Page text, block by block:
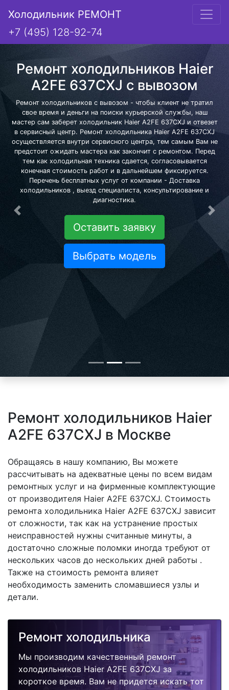
Холодильник РЕМОНТ
+7 (495) 128-92-74
Ремонт холодильников Haier
A2FE 637CXJ с вывозом
Ремонт холодильников с вывозом - чтобы клиент не тратил
свое время и деньги на поиски курьерской службы, наш
мастер сам заберет холодильник Haier A2FE 637CXJ и отвезет
в сервисный центр. Ремонт холодильника Haier A2FE 637CXJ
осуществляется внутри сервисного центра, тем самым Вам не
предстоит ожидать мастера как закончит с ремонтом. Перед
тем как холодильная техника сдается, согласовывается
конечная стоимость работ и в дальнейшем фиксируется.
Перечень бесплатных услуг от компании - Доставка
холодильников , выезд специалиста, консультирование и
диагностика.
Оставить заявку
Выбрать модель
Предыдущая
Ремонт холодильников Haier
A2FE 637CXJ в Москве
Обращаясь в нашу компанию, Вы можете
рассчитывать на адекватные цены по всем видам
ремонтных услуг и на фирменные комплектующие
от производителя Haier A2FE 637CXJ. Стоимость
ремонта холодильника Haier A2FE 637CXJ зависит
от сложности, так как на устранение простых
неисправностей нужны считанные минуты, а
достаточно сложные поломки иногда требуют от
нескольких часов до нескольких дней работы .
Также на стоимость ремонта влияет
необходимость заменить сломавшиеся узлы и
детали.
Ремонт холодильника
Мы производим качественный ремонт
холодильников Haier A2FE 637CXJ за
короткое время. Вам не придется искать тот